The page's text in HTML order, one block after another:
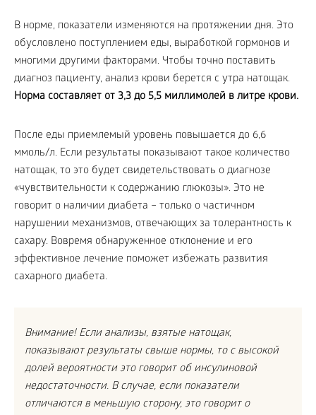
В норме, показатели изменяются на протяжении дня. Это
обусловлено поступлением еды, выработкой гормонов и
многими другими факторами. Чтобы точно поставить
диагноз пациенту, анализ крови берется с утра натощак.
Норма составляет от 3,3 до 5,5 миллимолей в литре крови.
После еды приемлемый уровень повышается до 6,6
ммоль/л. Если результаты показывают такое количество
натощак, то это будет свидетельствовать о диагнозе
«чувствительности к содержанию глюкозы». Это не
говорит о наличии диабета – только о частичном
нарушении механизмов, отвечающих за толерантность к
сахару. Вовремя обнаруженное отклонение и его
эффективное лечение поможет избежать развития
сахарного диабета.
Внимание! Если анализы, взятые натощак,
показывают результаты свыше нормы, то с высокой
долей вероятности это говорит об инсулиновой
недостаточности. В случае, если показатели
отличаются в меньшую сторону, это говорит о